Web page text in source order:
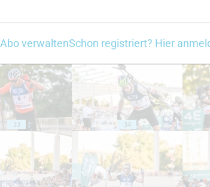
33 34
Abo verwaltenSchon registriert? Hier